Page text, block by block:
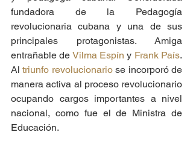
fundadora de la Pedagogía
revolucionaria cubana y una de sus
principales protagonistas. Amiga
entrañable de Vilma Espín y Frank País.
Al triunfo revolucionario se incorporó de
manera activa al proceso revolucionario
ocupando cargos importantes a nivel
nacional, como fue el de Ministra de
Educación.